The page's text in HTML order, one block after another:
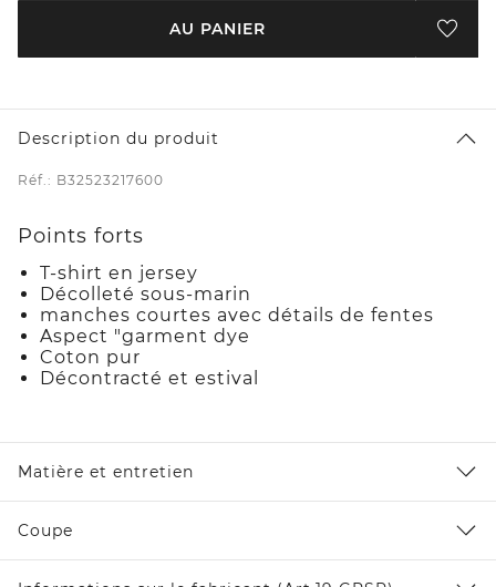
AU PANIER
Description du produit
Réf.: B32523217600
Points forts
T-shirt en jersey
Décolleté sous-marin
manches courtes avec détails de fentes
Aspect "garment dye
Coton pur
Décontracté et estival
Matière et entretien
Coupe